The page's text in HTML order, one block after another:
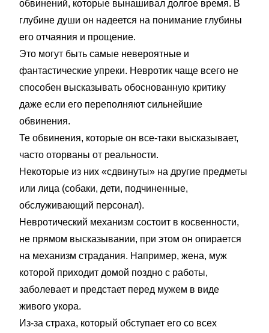
обвинений, которые вынашивал долгое время. В
глубине души он надеется на понимание глубины
его отчаяния и прощение.
Это могут быть самые невероятные и
фантастические упреки. Невротик чаще всего не
способен высказывать обоснованную критику
даже если его переполняют сильнейшие
обвинения.
Те обвинения, которые он все-таки высказывает,
часто оторваны от реальности.
Некоторые из них «сдвинуты» на другие предметы
или лица (собаки, дети, подчиненные,
обслуживающий персонал).
Невротический механизм состоит в косвенности,
не прямом высказывании, при этом он опирается
на механизм страдания. Например, жена, муж
которой приходит домой поздно с работы,
заболевает и предстает перед мужем в виде
живого укора.
Из-за страха, который обступает его со всех